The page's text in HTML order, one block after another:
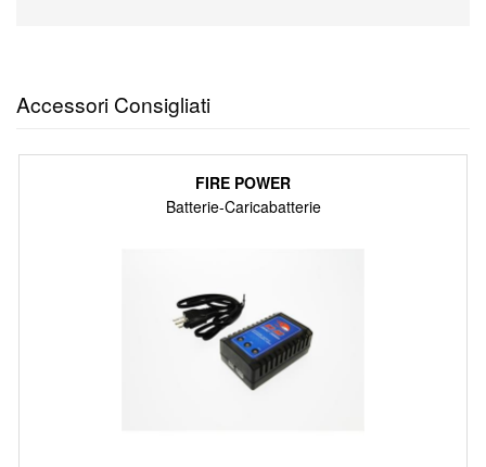
Accessori Consigliati
FIRE POWER
Batterie-Caricabatterie